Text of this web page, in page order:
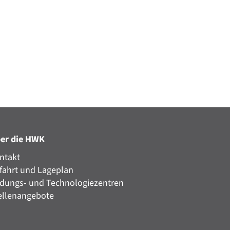
die HWK
und Lageplan
und Technologiezentren